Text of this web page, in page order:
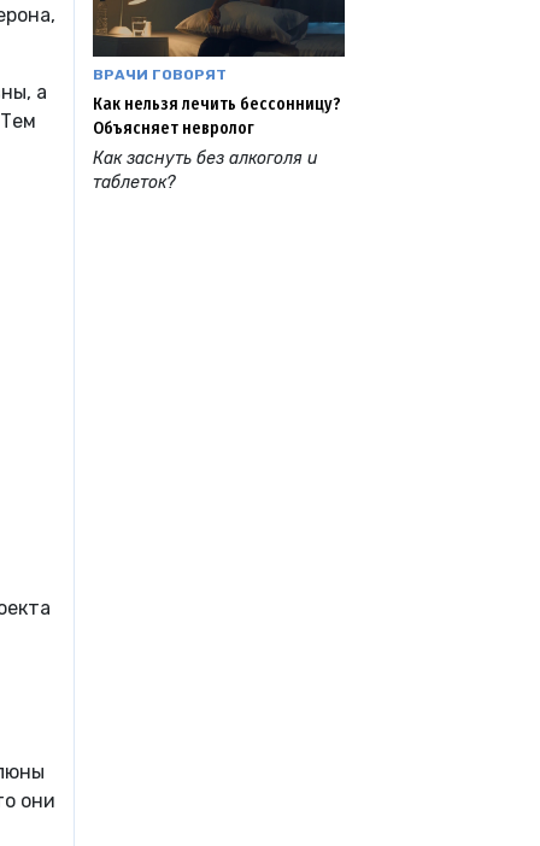
а
они
ВРАЧИ ГОВОРЯТ
Как нельзя лечить бессонницу?
Объясняет невролог
Как заснуть без алкоголя и
таблеток?